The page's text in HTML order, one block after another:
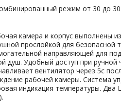
режим от 30 до
камера и корпус выполнены
прослойкой для безопасной
направляющей для
душ. Удобный доступ при
вентилятор через 5с
рабочей камеры. Система
индикация температуры.